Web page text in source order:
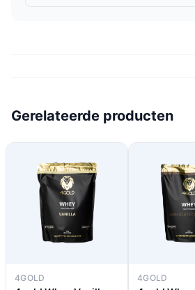
Gerelateerde producten
4GOLD 4GOLD